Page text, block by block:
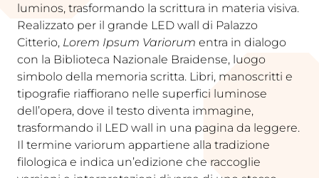
luminos, trasformando la scrittura in materia visiva.
Realizzato per il grande LED wall di Palazzo
Citterio, Lorem Ipsum Variorum entra in dialogo
con la Biblioteca Nazionale Braidense, luogo
simbolo della memoria scritta. Libri, manoscritti e
tipografie riaffiorano nelle superfici luminose
dell’opera, dove il testo diventa immagine,
trasformando il LED wall in una pagina da leggere.
Il termine variorum appartiene alla tradizione
filologica e indica un’edizione che raccoglie